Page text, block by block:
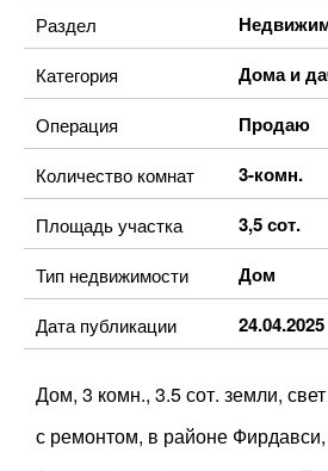
Раздел
Категория Дома и
Операция Продаю
Количество комнат 3-комн.
Площадь участка 3,5 сот.
Тип недвижимости Дом
Дата публикации 24.04.2025
Дом, 3 комн., 3.5 сот. земли,
с ремонтом, в районе